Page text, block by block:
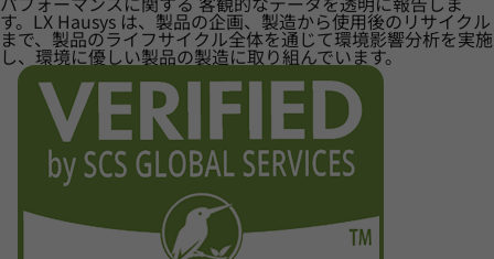
す。LX Hausys は、製品の企画、製造から使用後のリサイクル
まで、製品のライフサイクル全体を通じて環境影響分析を実施
し、環境に優しい製品の製造に取り組んでいます。